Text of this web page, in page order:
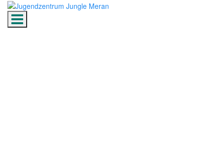
Toggle navigation